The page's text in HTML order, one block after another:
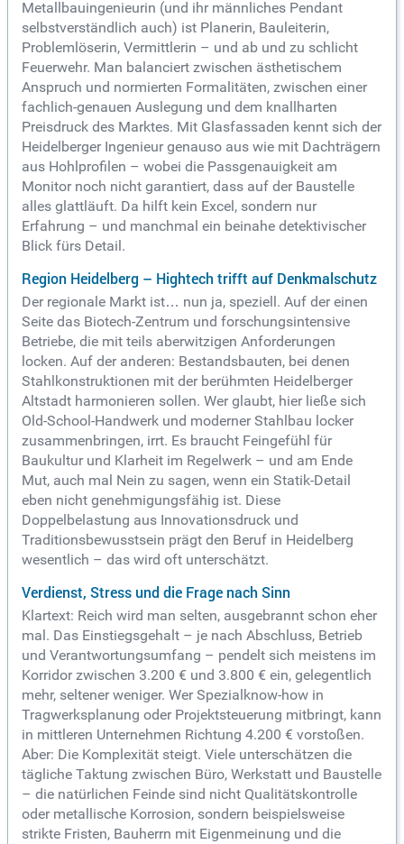
Metallbauingenieurin (und ihr männliches Pendant
selbstverständlich auch) ist Planerin, Bauleiterin,
Problemlöserin, Vermittlerin – und ab und zu schlicht
Feuerwehr. Man balanciert zwischen ästhetischem
Anspruch und normierten Formalitäten, zwischen einer
fachlich-genauen Auslegung und dem knallharten
Preisdruck des Marktes. Mit Glasfassaden kennt sich der
Heidelberger Ingenieur genauso aus wie mit Dachträgern
aus Hohlprofilen – wobei die Passgenauigkeit am
Monitor noch nicht garantiert, dass auf der Baustelle
alles glattläuft. Da hilft kein Excel, sondern nur
Erfahrung – und manchmal ein beinahe detektivischer
Blick fürs Detail.
Region Heidelberg – Hightech trifft auf Denkmalschutz
Der regionale Markt ist… nun ja, speziell. Auf der einen
Seite das Biotech-Zentrum und forschungsintensive
Betriebe, die mit teils aberwitzigen Anforderungen
locken. Auf der anderen: Bestandsbauten, bei denen
Stahlkonstruktionen mit der berühmten Heidelberger
Altstadt harmonieren sollen. Wer glaubt, hier ließe sich
Old-School-Handwerk und moderner Stahlbau locker
zusammenbringen, irrt. Es braucht Feingefühl für
Baukultur und Klarheit im Regelwerk – und am Ende
Mut, auch mal Nein zu sagen, wenn ein Statik-Detail
eben nicht genehmigungsfähig ist. Diese
Doppelbelastung aus Innovationsdruck und
Traditionsbewusstsein prägt den Beruf in Heidelberg
wesentlich – das wird oft unterschätzt.
Verdienst, Stress und die Frage nach Sinn
Klartext: Reich wird man selten, ausgebrannt schon eher
mal. Das Einstiegsgehalt – je nach Abschluss, Betrieb
und Verantwortungsumfang – pendelt sich meistens im
Korridor zwischen 3.200 € und 3.800 € ein, gelegentlich
mehr, seltener weniger. Wer Spezialknow-how in
Tragwerksplanung oder Projektsteuerung mitbringt, kann
in mittleren Unternehmen Richtung 4.200 € vorstoßen.
Aber: Die Komplexität steigt. Viele unterschätzen die
tägliche Taktung zwischen Büro, Werkstatt und Baustelle
– die natürlichen Feinde sind nicht Qualitätskontrolle
oder metallische Korrosion, sondern beispielsweise
strikte Fristen, Bauherrn mit Eigenmeinung und die